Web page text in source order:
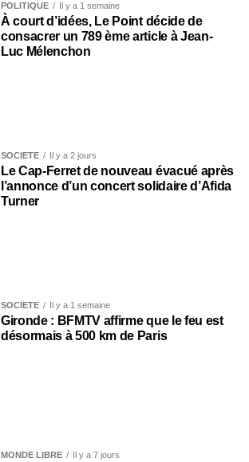
POLITIQUE Il y a 1 semaine
À court d’idées, Le Point décide de
consacrer un 789 ème article à Jean-
Luc Mélenchon
SOCIÉTÉ Il y a 2 jours
Le Cap-Ferret de nouveau évacué après
l’annonce d’un concert solidaire d’Afida
Turner
SOCIÉTÉ Il y a 1 semaine
Gironde : BFMTV affirme que le feu est
désormais à 500 km de Paris
MONDE LIBRE Il y a 7 jours